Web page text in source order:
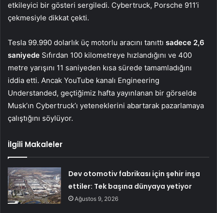
etkileyici bir gösteri sergiledi. Cybertruck, Porsche 911’i
çekmesiyle dikkat çekti.
Tesla 99.990 dolarlık üç motorlu aracını tanıttı sadece 2,6
saniyede Sıfırdan 100 kilometreye hızlandığını ve 400
metre yarışını 11 saniyeden kısa sürede tamamladığını
iddia etti. Ancak YouTube kanalı Engineering
Understanded, geçtiğimiz hafta yayınlanan bir görselde
Musk’ın Cybertruck’ı yeteneklerini abartarak pazarlamaya
çalıştığını söylüyor.
İlgili Makaleler
Dev otomotiv fabrikası için şehir inşa
ettiler: Tek başına dünyaya yetiyor
Ağustos 9, 2026